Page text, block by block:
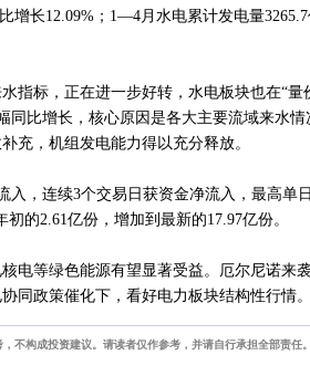
增长12.09%；1—4月水电累计发电量
指标，正在进一步好转，水电板块也在“量
同比增长，核心原因是各大主要流域来水情
充，机组发电能力得以充分释放。
入，连续3个交易日获资金净流入，最高单
的2.61亿份，增加到最新的17.97亿份。
电等绿色能源有望显著受益。厄尔尼诺来
同政策催化下，看好电力板块结构性行情。
不构成投资建议。请读者仅作参考，并请自行承担全部责任。